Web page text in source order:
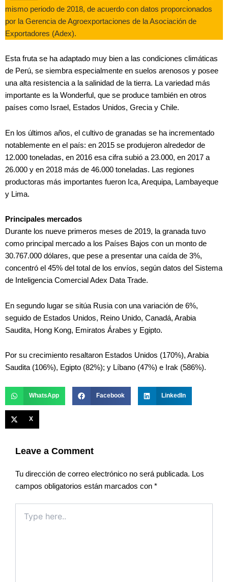
mismo periodo de 2018, de acuerdo con datos proporcionados
por la Gerencia de Agroexportaciones de la Asociación de
Exportadores (Adex).
Esta fruta se ha adaptado muy bien a las condiciones climáticas
de Perú, se siembra especialmente en suelos arenosos y posee
una alta resistencia a la salinidad de la tierra. La variedad más
importante es la Wonderful, que se produce también en otros
países como Israel, Estados Unidos, Grecia y Chile.
En los últimos años, el cultivo de granadas se ha incrementado
notablemente en el país: en 2015 se produjeron alrededor de
12.000 toneladas, en 2016 esa cifra subió a 23.000, en 2017 a
26.000 y en 2018 más de 46.000 toneladas. Las regiones
productoras más importantes fueron Ica, Arequipa, Lambayeque
y Lima.
Principales mercados
Durante los nueve primeros meses de 2019, la granada tuvo
como principal mercado a los Países Bajos con un monto de
30.767.000 dólares, que pese a presentar una caída de 3%,
concentró el 45% del total de los envíos, según datos del Sistema
de Inteligencia Comercial Adex Data Trade.
En segundo lugar se sitúa Rusia con una variación de 6%,
seguido de Estados Unidos, Reino Unido, Canadá, Arabia
Saudita, Hong Kong, Emiratos Árabes y Egipto.
Por su crecimiento resaltaron Estados Unidos (170%), Arabia
Saudita (106%), Egipto (82%); y Líbano (47%) e Irak (586%).
WhatsApp Facebook LinkedIn
X
Leave a Comment
Tu dirección de correo electrónico no será publicada. Los
campos obligatorios están marcados con *
here..